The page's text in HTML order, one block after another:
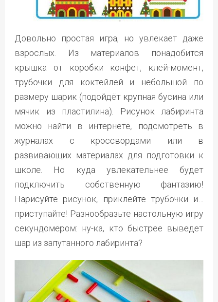
Довольно простая игра, но увлекает даже
взрослых. Из материалов понадобится
крышка от коробки конфет, клей-момент,
трубочки для коктейлей и небольшой по
размеру шарик (подойдёт крупная бусина или
мячик из пластилина). Рисунок лабиринта
можно найти в интернете, подсмотреть в
журналах с кроссвордами или в
развивающих материалах для подготовки к
школе. Но куда увлекательнее будет
подключить собственную фантазию!
Нарисуйте рисунок, приклейте трубочки и…
приступайте! Разнообразьте настольную игру
секундомером: ну-ка, кто быстрее выведет
шар из запутанного лабиринта?